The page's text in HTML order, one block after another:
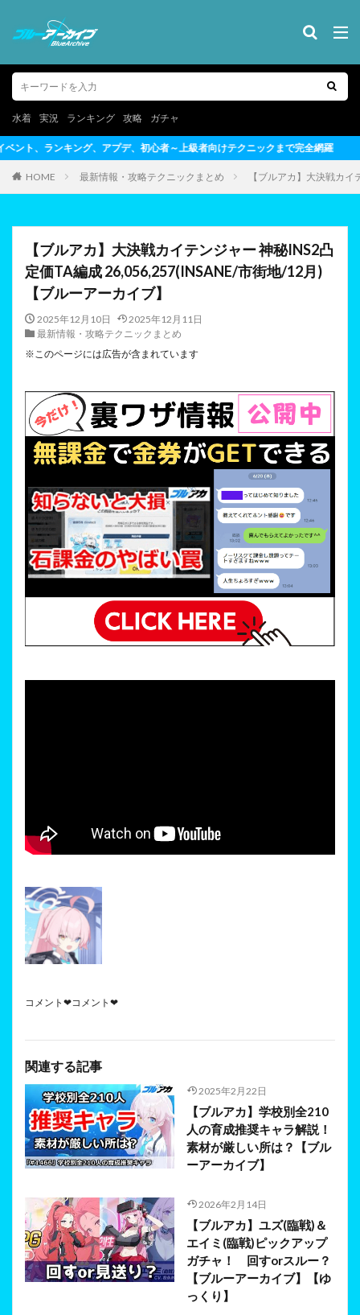
水着 実況 ランキング 攻略 ガチャ
上級者向けテクニックまで完全網羅
HOME 最新情報・攻略テクニックまとめ 【ブルアカ】大決戦カ
【ブルアカ】大決戦カイテンジャー 神秘INS2凸
定価TA編成 26,056,257(INSANE/市街地/12月)
【ブルーアーカイブ】
2025年12月10日
2025年12月11日
最新情報・攻略テクニックまとめ
※このページには広告が含まれています
コメント❤コメント❤
関連する記事
2025年2月22日
【ブルアカ】学校別全210
人の育成推奨キャラ解説！
素材が厳しい所は？【ブル
ーアーカイブ】
2026年2月14日
【ブルアカ】ユズ(臨戦)＆
エイミ(臨戦)ピックアップ
ガチャ！ 回すorスルー？
【ブルーアーカイブ】【ゆ
っくり】